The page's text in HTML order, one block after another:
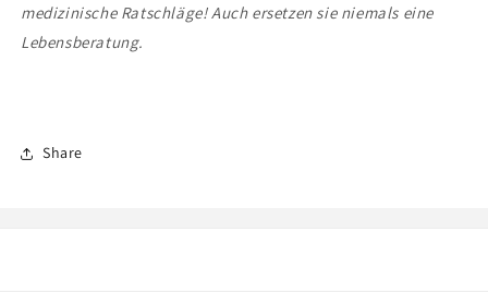
medizinische Ratschläge! Auch ersetzen sie niemals eine
Lebensberatung.
Share